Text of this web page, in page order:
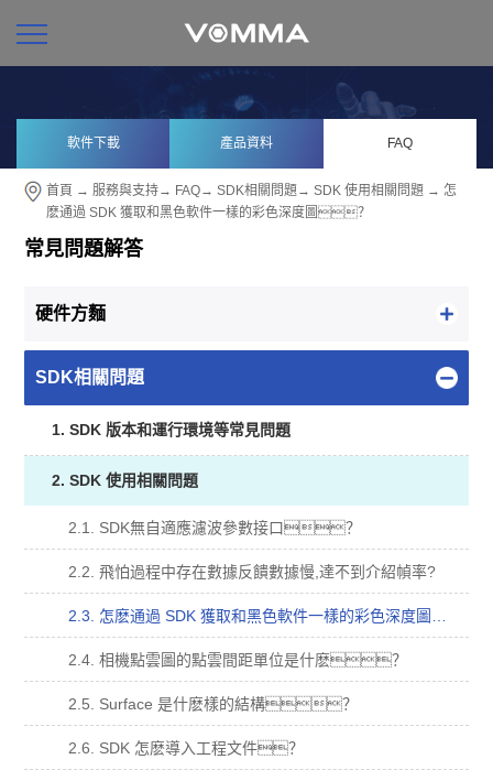
軟件下載 產品資料 FAQ
首頁 →服務與支持→ FAQ→SDK相關問題 →SDK 使用相關問題 → 怎
麽通過 SDK 獲取和黑色軟件一樣的彩色深度圖？
常見問題解答
硬件方麵
SDK相關問題
1. SDK 版本和運行環境等常見問題
2. SDK 使用相關問題
2.1. SDK無自適應濾波參數接口？
2.2. 飛怕過程中存在數據反饋數據慢,達不到介紹幀率?
2.4. 相機點雲圖的點雲間距單位是什麽？
2.5. Surface 是什麽樣的結構？
2.6. SDK 怎麽導入工程文件？